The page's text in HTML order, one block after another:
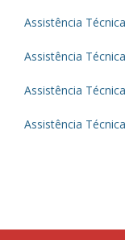
Assistência
Assistência
Assistência
Assistência